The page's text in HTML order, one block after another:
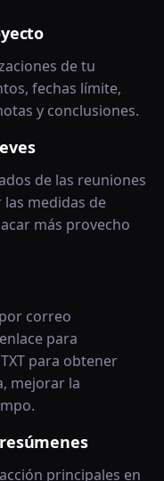
de tu
fechas límite,
y conclusiones.
de las reuniones
medidas de
más provecho
correo
para
para obtener
mejorar la
principales en